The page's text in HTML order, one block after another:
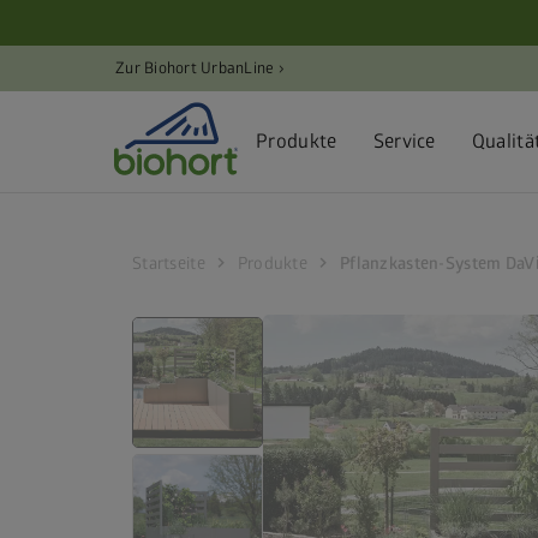
Zur Biohort UrbanLine ›
Produkte Service
Startseite chevron_right Produkte chevron_right Pflanzkasten-System